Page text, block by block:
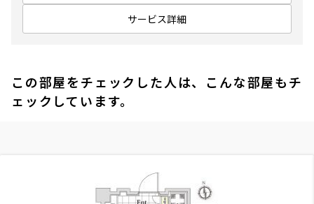
サービス詳細
この部屋をチェックした人は、こんな部屋もチ
ェックしています。